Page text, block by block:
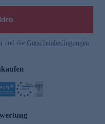
und die Gutscheinbedingungen